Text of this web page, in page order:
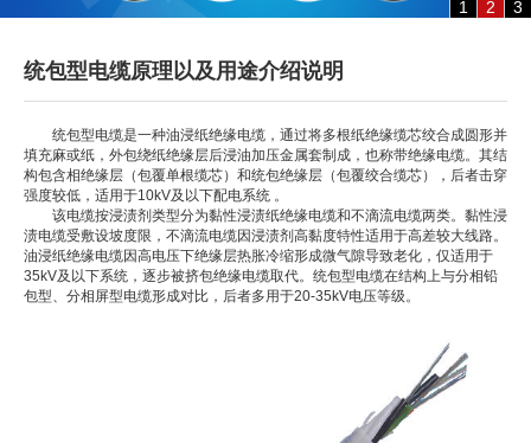
1 2 3
统包型电缆原理以及用途介绍说明
统包型电缆是一种油浸纸绝缘电缆，通过将多根纸绝缘缆芯绞合成圆形并
填充麻或纸，外包绕纸绝缘层后浸油加压金属套制成，也称带绝缘电缆。其结
构包含相绝缘层（包覆单根缆芯）和统包绝缘层（包覆绞合缆芯），后者击穿
强度较低，适用于10kV及以下配电系统 。
该电缆按浸渍剂类型分为黏性浸渍纸绝缘电缆和不滴流电缆两类。黏性浸
渍电缆受敷设坡度限，不滴流电缆因浸渍剂高黏度特性适用于高差较大线路。
油浸纸绝缘电缆因高电压下绝缘层热胀冷缩形成微气隙导致老化，仅适用于
35kV及以下系统，逐步被挤包绝缘电缆取代。统包型电缆在结构上与分相铅
包型、分相屏型电缆形成对比，后者多用于20-35kV电压等级。